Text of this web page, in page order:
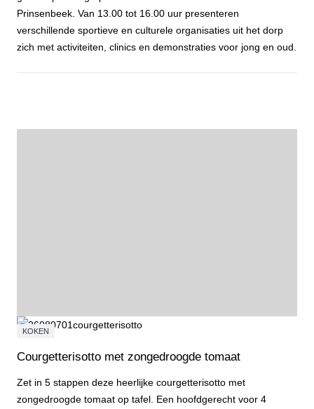
Prinsenbeek. Van 13.00 tot 16.00 uur presenteren
verschillende sportieve en culturele organisaties uit het dorp
zich met activiteiten, clinics en demonstraties voor jong en oud.
KOKEN
Courgetterisotto met zongedroogde tomaat
Zet in 5 stappen deze heerlijke courgetterisotto met
zongedroogde tomaat op tafel. Een hoofdgerecht voor 4